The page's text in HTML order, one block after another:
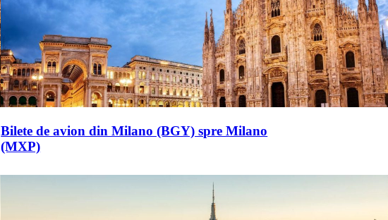
Bilete de avion din Milano (BGY) spre Milano
(MXP)